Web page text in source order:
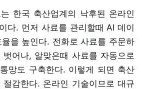
한국 축산업계의 낙후된 온라인
다. 먼저 사료를 관리할때 AI 데이
을 높인다. 전화로 사료를 주문하
어나, 알맞은때 사료를 자동으로
망도 구축한다. 이렇게 되면 축산
감한다. 온라인 기술이므로 대규